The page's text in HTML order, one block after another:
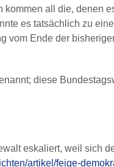
all die, denen
es tatsächlich zu
vom Ende der
diese
eskaliert, weil sich
artikel/feige-